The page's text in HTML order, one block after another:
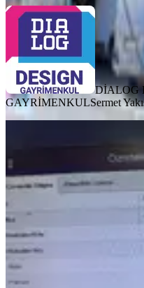
DİALOG
GAYRİMENKULSermet
Konak
Konak,
145 m²·
AZM EMLAK